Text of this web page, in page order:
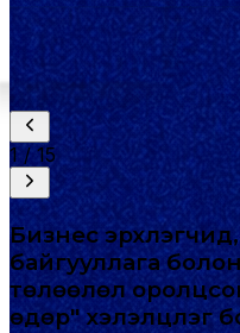
1 / 15
Бизнес
байгууллага
төлөөлөл
өдөр" хэлэлцүүлэг